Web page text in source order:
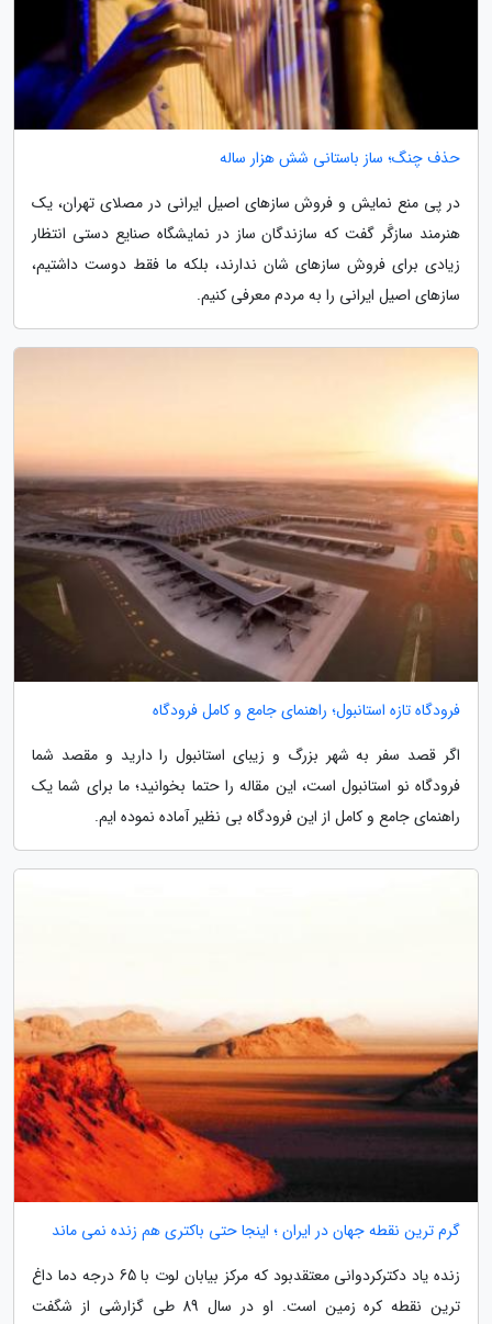
حذف چنگ؛ ساز باستانی شش هزار ساله
در پی منع نمایش و فروش سازهای اصیل ایرانی در مصلای تهران، یک
هنرمند سازگَر گفت که سازندگان ساز در نمایشگاه صنایع دستی انتظار
زیادی برای فروش سازهای شان ندارند، بلکه ما فقط دوست داشتیم،
سازهای اصیل ایرانی را به مردم معرفی کنیم.
فرودگاه تازه استانبول؛ راهنمای جامع و کامل فرودگاه
اگر قصد سفر به شهر بزرگ و زیبای استانبول را دارید و مقصد شما
فرودگاه نو استانبول است، این مقاله را حتما بخوانید؛ ما برای شما یک
راهنمای جامع و کامل از این فرودگاه بی نظیر آماده نموده ایم.
گرم ترین نقطه جهان در ایران ؛ اینجا حتی باکتری هم زنده نمی ماند
زنده یاد دکترکردوانی معتقدبود که مرکز بیابان لوت با 65 درجه دما داغ
ترین نقطه کره زمین است. او در سال 89 طی گزارشی از شگفت